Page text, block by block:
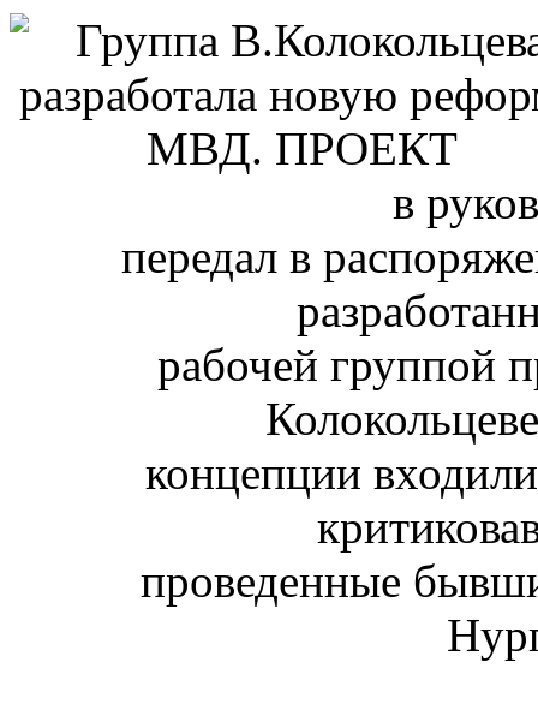
рабочей группой
концепции
проведенные
из разработчиков
корреспондентом